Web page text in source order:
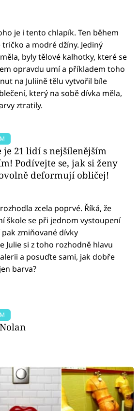
je i tento chlapík. Ten během
a modré džíny. Jediný
byly tělové kalhotky, které se
opravdu umí a příkladem toho
na Juliině tělu vytvořil bíle
který na sobě dívka měla,
ztratily.
je 21 lidí s nejšílenějším
Podívejte se, jak si ženy
deformují obličej!
zcela poprvé. Říká, že
škole se při jednom vystoupení
zmiňované dívky
Julie si z toho rozhodně hlavu
a posuďte sami, jak dobře
barva?